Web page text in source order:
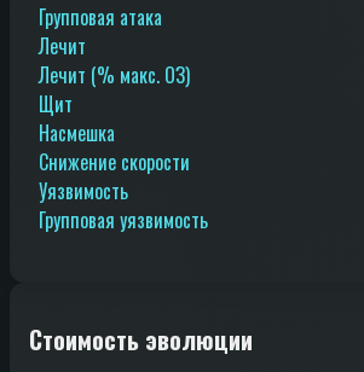
Групповая атака
Лечит
Лечит (% макс. ОЗ)
Щит
Насмешка
Снижение скорости
Уязвимость
Групповая уязвимость
Стоимость эволюции